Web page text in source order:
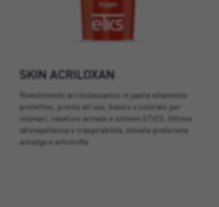
SKIN ACRILOXAN
Rivestimento acrilsilossanico in pasta altamente
protettivo, pronto all’uso, bianco o colorato per
intonaci, rasature armate e sistemi ETICS. Ottima
idrorepellenza e traspirabilità, elevata protezione
antialga e antimuffa.